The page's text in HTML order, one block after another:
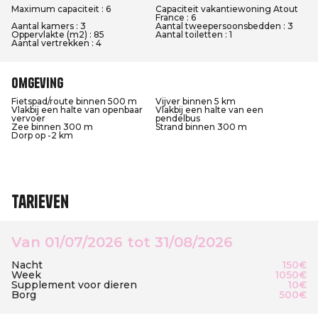
Maximum capaciteit : 6
Capaciteit vakantiewoning Atout
France : 6
Aantal kamers : 3
Aantal tweepersoonsbedden : 3
Oppervlakte (m2) : 85
Aantal toiletten : 1
Aantal vertrekken : 4
Omgeving
Fietspad/route binnen 500 m
Vijver binnen 5 km
Vlakbij een halte van openbaar
vervoer
Vlakbij een halte van een
pendelbus
Zee binnen 300 m
Strand binnen 300 m
Dorp op -2 km
Tarieven
Van 01/07/2026 tot 31/08/2026
Nacht 150€
Week 1050€
Supplement voor dieren 10€
Borg 500€